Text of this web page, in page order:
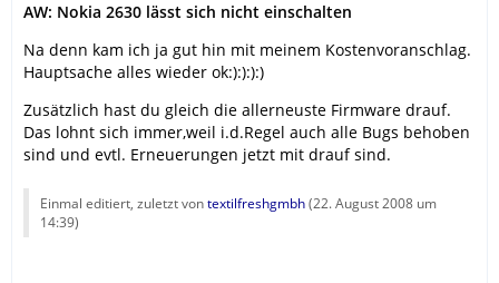
AW: Nokia 2630 lässt sich nicht einschalten
Na denn kam ich ja gut hin mit meinem Kostenvoranschlag.
Hauptsache alles wieder ok:):):):)
Zusätzlich hast du gleich die allerneuste Firmware drauf.
Das lohnt sich immer,weil i.d.Regel auch alle Bugs behoben
sind und evtl. Erneuerungen jetzt mit drauf sind.
Einmal editiert, zuletzt vontextilfreshgmbh(22. August 2008 um
14:39)